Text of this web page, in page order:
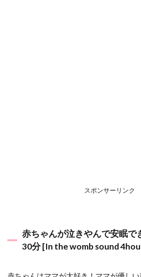
スポンサーリンク
赤ちゃんが泣きやんで安眠で
30分 [In the womb sound